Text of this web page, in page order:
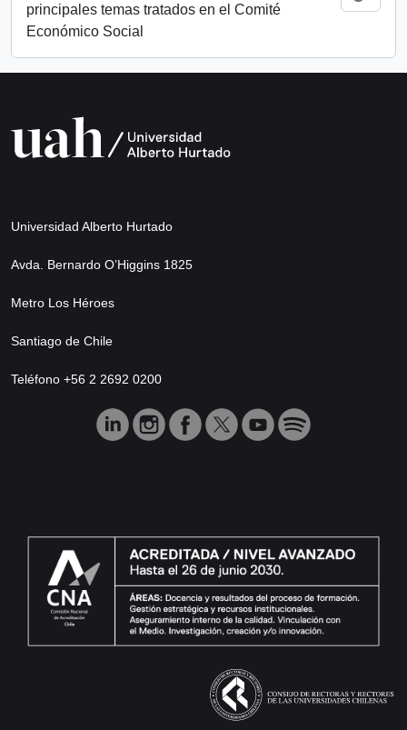
principales temas tratados en el Comité
Económico Social
Universidad Alberto Hurtado
Avda. Bernardo O’Higgins 1825
Metro Los Héroes
Santiago de Chile
Teléfono +56 2 2692 0200